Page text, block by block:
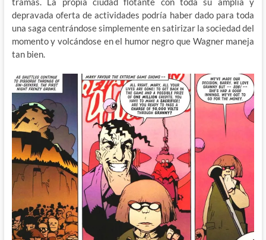
depravada oferta de actividades podría haber dado para toda
una saga centrándose simplemente en satirizar la sociedad del
momento y volcándose en el humor negro que Wagner maneja
tan bien.